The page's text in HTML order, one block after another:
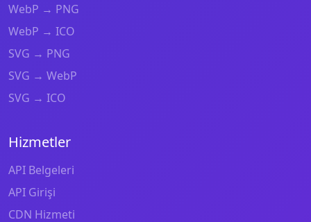
WebP → PNG
WebP → ICO
SVG → PNG
SVG → WebP
SVG → ICO
Hizmetler
API Belgeleri
API Girişi
CDN Hizmeti